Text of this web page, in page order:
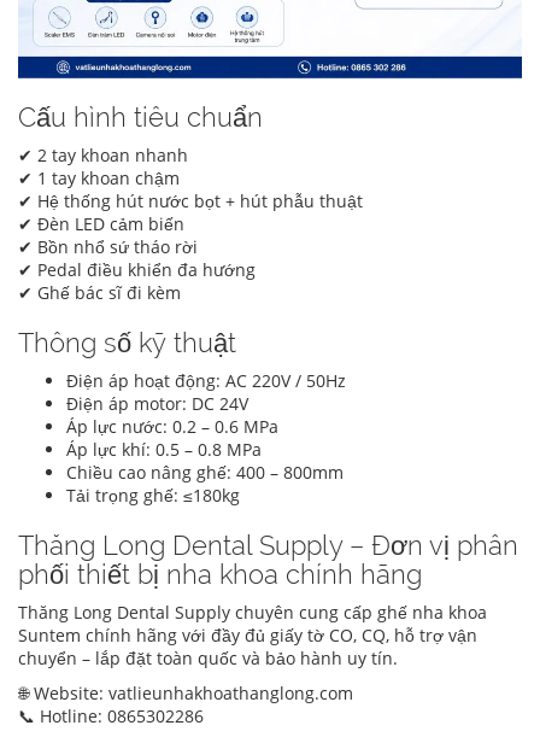
Cấu hình tiêu chuẩn
✔ 2 tay khoan nhanh
✔ 1 tay khoan chậm
✔ Hệ thống hút nước bọt + hút phẫu thuật
✔ Đèn LED cảm biến
✔ Bồn nhổ sứ tháo rời
✔ Pedal điều khiển đa hướng
✔ Ghế bác sĩ đi kèm
Thông số kỹ thuật
Điện áp hoạt động: AC 220V / 50Hz
Điện áp motor: DC 24V
Áp lực nước: 0.2 – 0.6 MPa
Áp lực khí: 0.5 – 0.8 MPa
Chiều cao nâng ghế: 400 – 800mm
Tải trọng ghế: ≤180kg
Thăng Long Dental Supply – Đơn vị phân
phối thiết bị nha khoa chính hãng
Thăng Long Dental Supply chuyên cung cấp ghế nha khoa
Suntem chính hãng với đầy đủ giấy tờ CO, CQ, hỗ trợ vận
chuyển – lắp đặt toàn quốc và bảo hành uy tín.
🌐 Website: vatlieunhakhoathanglong.com
📞 Hotline: 0865302286